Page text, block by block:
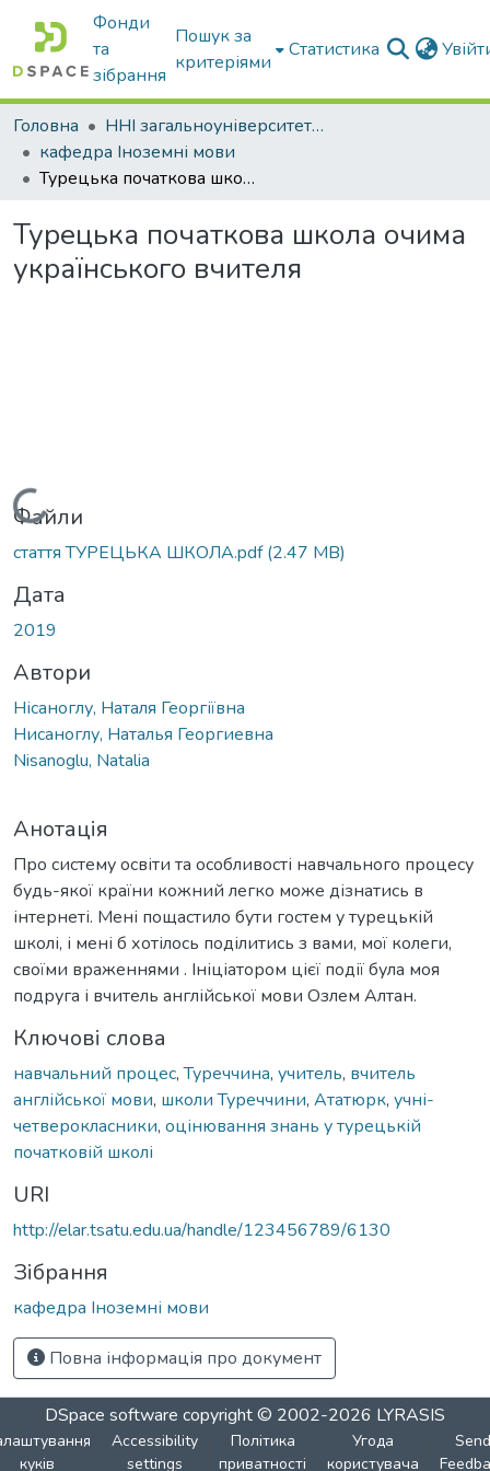
Фонди
та
зібрання
Пошук за
критеріями
Статистика
Головна
ННІ загальноуніверситетської підготовки
кафедра Іноземні мови
Турецька початкова школа очима українського вчителя
Турецька початкова школа очима
українського вчителя
Вантажиться...
Файли
стаття ТУРЕЦЬКА ШКОЛА.pdf(2.47 MB)
Дата
2019
Автори
Нісаноглу, Наталя Георгіївна
Нисаноглу, Наталья Георгиевна
Nisanoglu, Natalia
Анотація
Про систему освіти та особливості навчального процесу
будь-якої країни кожний легко може дізнатись в
інтернеті. Мені пощастило бути гостем у турецькій
школі, і мені б хотілось поділитись з вами, мої колеги,
своїми враженнями . Ініціатором цієї події була моя
подруга і вчитель англійської мови Озлем Алтан.
Ключові слова
навчальний процес,Туреччина, учитель, вчитель
англійської мови, школи Туреччини, Ататюрк, учні-
четверокласники, оцінювання знань у турецькій
початковій школі
URI
http://elar.tsatu.edu.ua/handle/123456789/6130
Зібрання
кафедра Іноземні мови
Повна інформація про документ
DSpace software copyright © 2002-2026 LYRASIS
куків
Accessibility
settings
Політика
приватності
Угода
користувача
Send